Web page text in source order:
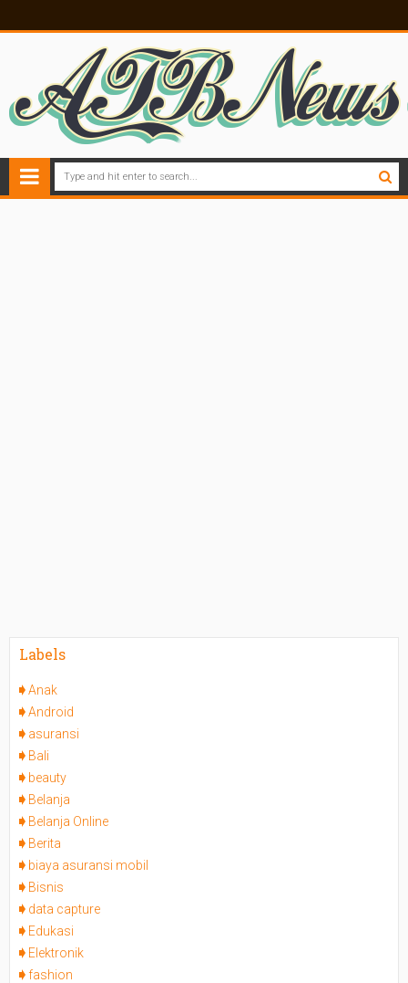
Labels
Anak
Android
asuransi
Bali
beauty
Belanja
Belanja Online
Berita
biaya asuransi mobil
Bisnis
data capture
Edukasi
Elektronik
fashion